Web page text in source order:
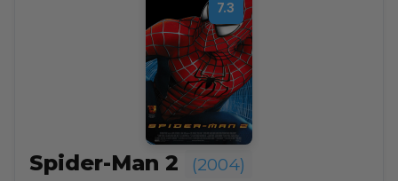
7.3
Spider-Man 2 (2004)